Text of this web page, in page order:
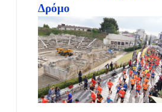
Δρόμο